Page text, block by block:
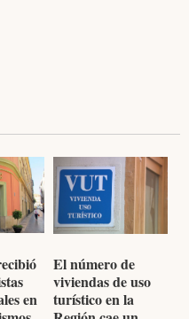
en
El número de
viviendas de uso
turístico en la